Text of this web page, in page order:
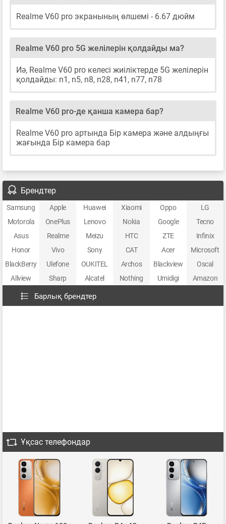
Realme V60 pro экранының өлшемі - 6.67 дюйм
Realme V60 pro 5G желілерін қолдайды ма?
Иә, Realme V60 pro келесі жиіліктерде 5G желілерін
қолдайды: n1, n5, n8, n28, n41, n77, n78
Realme V60 pro-де қанша камера бар?
Realme V60 pro артында Бір камера және алдыңғы
жағында Бір камера бар
Брендтер
Samsung Apple Huawei Xiaomi Oppo
LG
Motorola
OnePlus Lenovo Nokia Google
Tecno
Asus
Realme Meizu HTC ZTE
Infinix
Honor
Vivo Sony CAT Acer
Microsoft
BlackBerry
Ulefone OUKITEL Archos Blackview
Oscal
Allview
Sharp Alcatel Nothing Umidigi Amazon
Барлық брендтер
Ұқсас телефондар